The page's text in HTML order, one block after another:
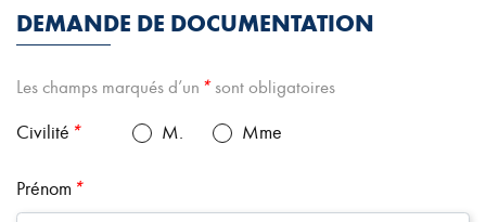
DEMANDE DE DOCUMENTATION
Les champs marqués d’un *sont obligatoires
Civilité * M. Mme
Prénom *